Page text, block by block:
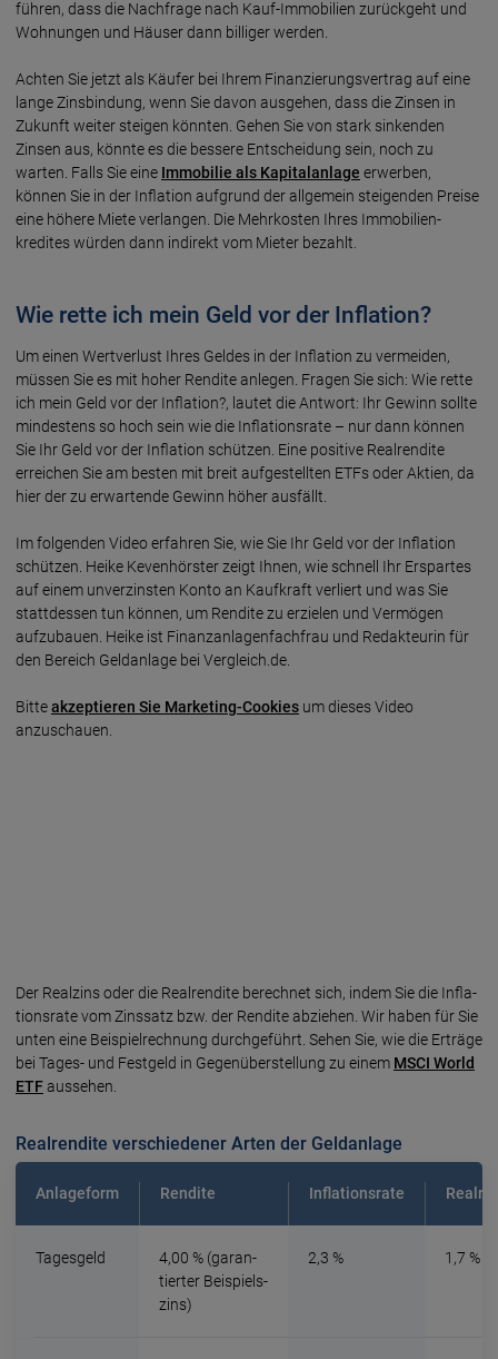
führen, dass die Nachfrage nach Kauf-Immobilien zurückgeht und
Wohnungen und Häuser dann billiger werden.
Achten Sie jetzt als Käufer bei Ihrem Finan­zierungs­vertrag auf eine
lange Zins­bindung, wenn Sie davon aus­gehen, dass die Zinsen in
Zukunft weiter steigen könnten. Gehen Sie von stark sinkenden
Zinsen aus, könnte es die bessere Entscheidung sein, noch zu
warten. Falls Sie eine Immo­bilie als Kapi­tal­anlage erwerben,
können Sie in der Infla­tion auf­grund der allge­mein stei­genden Preise
eine höhere Miete ver­langen. Die Mehr­kosten Ihres Immo­bilien­
kredites würden dann in­direkt vom Mieter bezahlt.
Wie rette ich mein Geld vor der Inflation?
Um einen Wert­ver­lust Ihres Geldes in der Infla­tion zu ver­meiden,
müssen Sie es mit hoher Ren­dite anlegen. Fragen Sie sich: Wie rette
ich mein Geld vor der Infla­tion?, lautet die Ant­wort: Ihr Gewinn sollte
min­des­tens so hoch sein wie die Infla­tions­rate – nur dann können
Sie Ihr Geld vor der Infla­tion schützen. Eine posi­tive Real­ren­dite
erreichen Sie am besten mit breit auf­ge­stellten ETFs oder Aktien, da
hier der zu erwar­tende Gewinn höher ausfällt.
Im folgenden Video erfahren Sie, wie Sie Ihr Geld vor der Inflation
schützen. Heike Kevenhörster zeigt Ihnen, wie schnell Ihr Erspartes
auf einem unverzinsten Konto an Kauf­kraft verliert und was Sie
statt­dessen tun können, um Rendite zu erzielen und Vermögen
aufzubauen. Heike ist Finanz­anlagen­fachfrau und Redakteurin für
den Bereich Geld­anlage bei Vergleich.de.
Bitteakzeptieren Sie Marketing-Cookies um dieses Video
anzuschauen.
Der Realzins oder die Real­ren­dite be­rech­net sich, indem Sie die Infla­
tions­rate vom Zins­satz bzw. der Ren­dite abziehen. Wir haben für Sie
unten eine Bei­spiel­rechnung durch­geführt. Sehen Sie, wie die Erträge
bei Tages- und Fest­geld in Gegen­über­stellung zu einem MSCI World
ETFaussehen.
Realrendite verschiedener Arten der Geldanlage
Anlageform Rendite Inflationsrate
Tagesgeld
4,00 % (garan­
tierter Beispiels­
zins)
2,3 % 1,7 %